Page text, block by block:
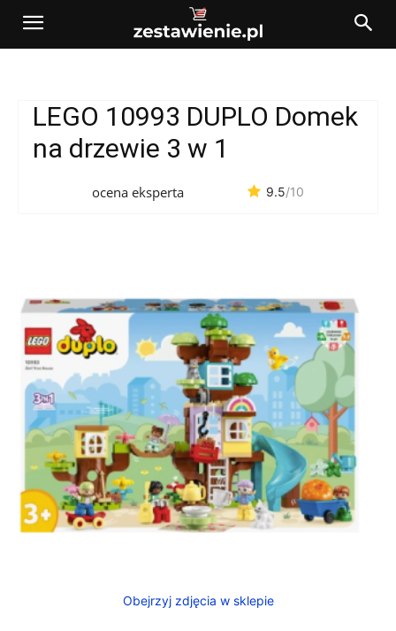
LEGO 10993 DUPLO Domek
na drzewie 3 w 1
ocena eksperta 9.5/10
Obejrzyj zdjęcia w sklepie